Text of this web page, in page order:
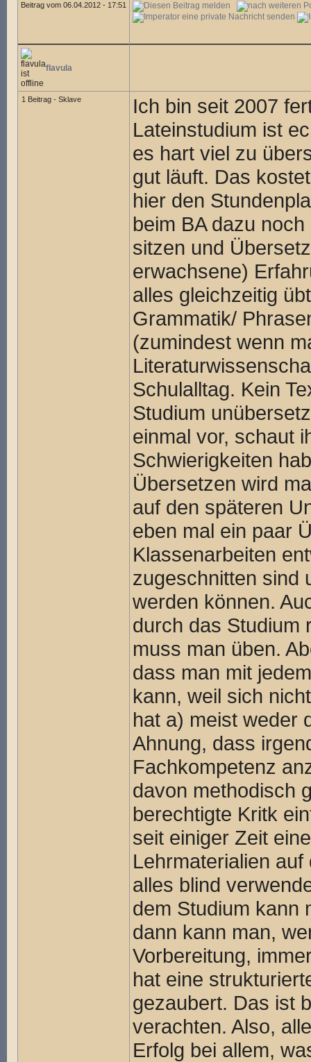
Beitrag vom 06.04.2012 - 17:51
flavula
1 Beitrag - Sklave
Ich bin seit 2007
Lateinstudium ist
es hart viel zu
gut läuft. Das
hier den
beim BA dazu
sitzen und
erwachsene)
alles gleichzeitig
Grammatik/
(zumindest wenn
Schulalltag. Kein
Studium
einmal vor, schaut
Schwierigkeiten
Übersetzen wird
auf den späteren
eben mal ein paar
Klassenarbeiten
zugeschnitten sind
werden können.
durch das Studium
muss man üben.
dass man mit
kann, weil sich
hat a) meist weder
Ahnung, dass
Fachkompetenz
davon methodisch
berechtigte Kritk
seit einiger Zeit
Lehrmaterialien
alles blind
dem Studium kann
dann kann man,
Vorbereitung,
hat eine
gezaubert. Das ist
verachten. Also,
Erfolg bei allem,